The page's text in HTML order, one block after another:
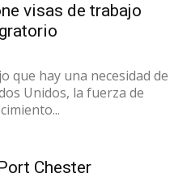
visas de trabajo
que hay una necesidad de
Unidos, la fuerza de
Chester